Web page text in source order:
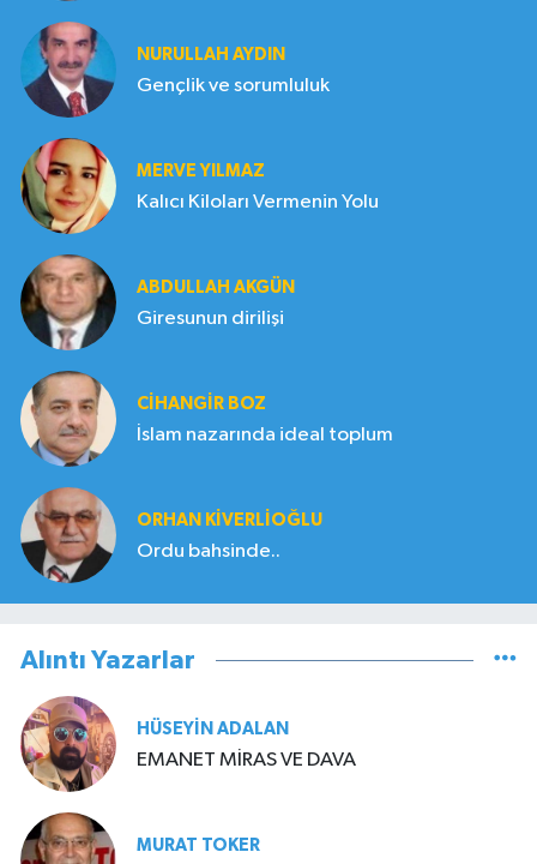
NURULLAH AYDIN
Gençlik ve sorumluluk
MERVE YILMAZ
Kalıcı Kiloları Vermenin Yolu
ABDULLAH AKGÜN
Giresunun dirilişi
CIHANGIR BOZ
İslam nazarında ideal toplum
ORHAN KIVERLIOĞLU
Ordu bahsinde..
Alıntı Yazarlar
HÜSEYIN ADALAN
EMANET MİRAS VE DAVA
MURAT TOKER